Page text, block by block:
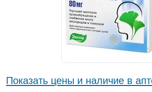
Показать цены и наличие в